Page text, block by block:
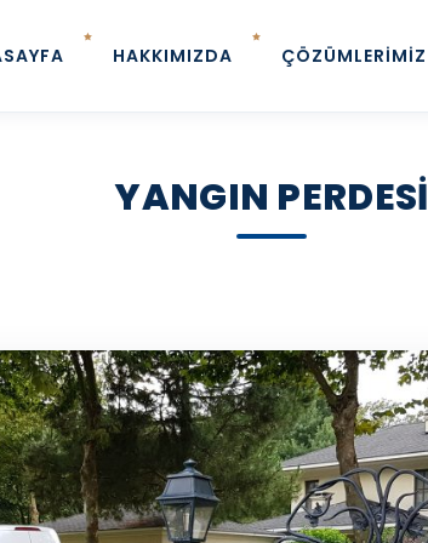
HAKKIMIZDA ÇÖZÜMLERIMIZ
YANGIN PERDESI